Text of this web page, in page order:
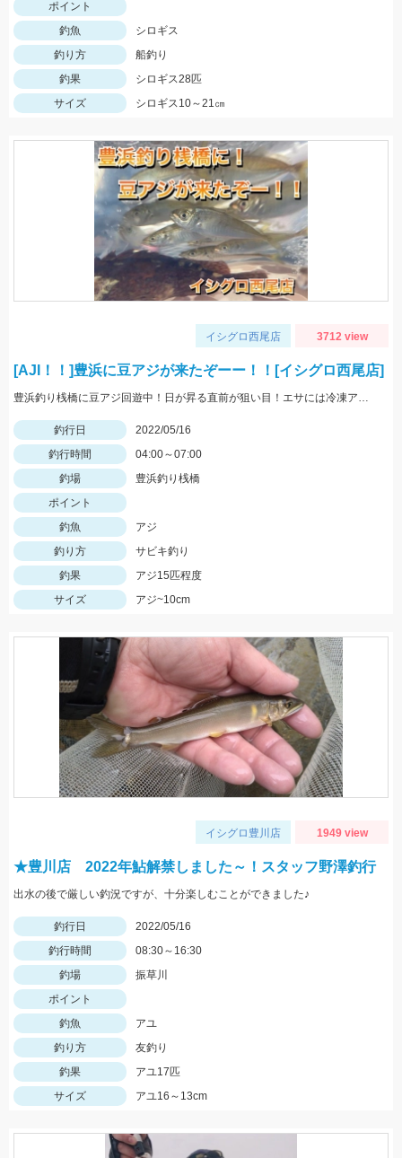
ポイント
釣魚
シロギス
釣り方
船釣り
釣果
シロギス28匹
サイズ
シロギス10～21㎝
イシグロ西尾店 3712 view
[AJI！！]豊浜に豆アジが来たぞーー！！[イシグロ西尾店]
豊浜釣り桟橋に豆アジ回遊中！日が昇る直前が狙い目！エサには冷凍アミエビ＆王道アジを使用しました！
釣行日
2022/05/16
釣行時間
04:00～07:00
釣場
豊浜釣り桟橋
ポイント
釣魚
アジ
釣り方
サビキ釣り
釣果
アジ15匹程度
サイズ
アジ~10cm
イシグロ豊川店 1949 view
★豊川店 2022年鮎解禁しました～！スタッフ野澤釣行
出水の後で厳しい釣況ですが、十分楽しむことができました♪
釣行日
2022/05/16
釣行時間
08:30～16:30
釣場
振草川
ポイント
釣魚
アユ
釣り方
友釣り
釣果
アユ17匹
サイズ
アユ16～13cm